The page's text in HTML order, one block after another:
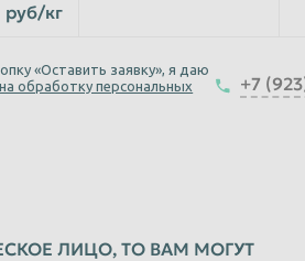
руб/кг
«Оставить заявку», я даю
обработку персональных
+7
ЛИЦО, ТО ВАМ МОГУТ